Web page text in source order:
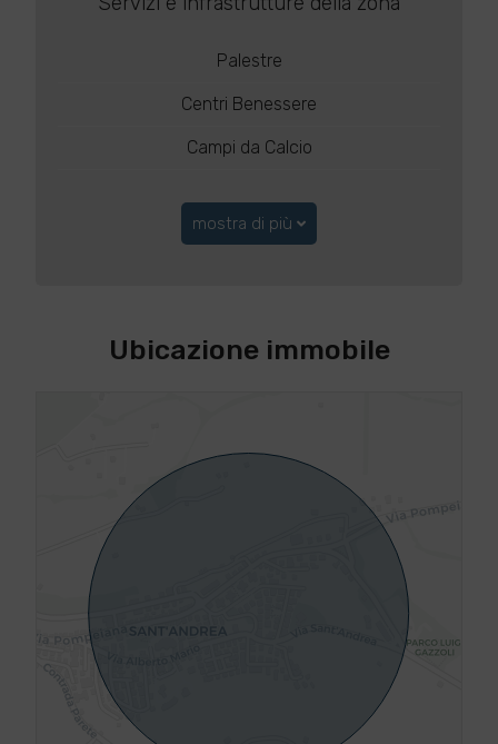
Palestre
Centri Benessere
Campi da Calcio
mostra di più
Ubicazione immobile